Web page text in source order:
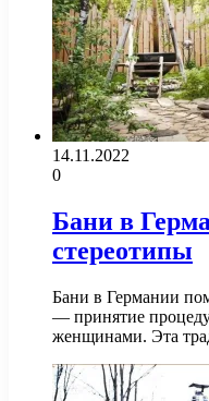
14.11.2022
0
Бани в
стереотипы
Бани в Германии
— принятие
женщинами. Эта